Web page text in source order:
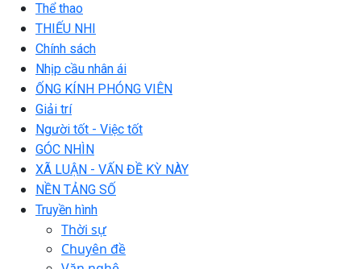
Thể thao
THIẾU NHI
Chính sách
Nhịp cầu nhân ái
ỐNG KÍNH PHÓNG VIÊN
Giải trí
Người tốt - Việc tốt
GÓC NHÌN
XÃ LUẬN - VẤN ĐỀ KỲ NÀY
NỀN TẢNG SỐ
Truyền hình
Thời sự
Chuyên đề